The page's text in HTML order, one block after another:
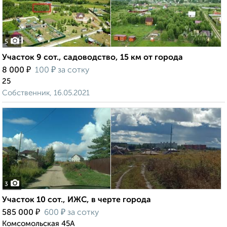
5
Участок 9 сот., садоводство, 15 км от города
8 000 ₽ 100 ₽ за сотку
25
Собственник, 16.05.2021
3
Участок 10 сот., ИЖС, в черте города
585 000 ₽ 600 ₽ за сотку
Комсомольская 45А